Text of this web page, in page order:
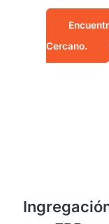
Cercano.